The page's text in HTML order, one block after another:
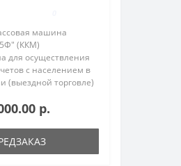
машина
(ККМ)
для осуществления
с населением в
(выездной торговле)
транспорте
такси).
р.